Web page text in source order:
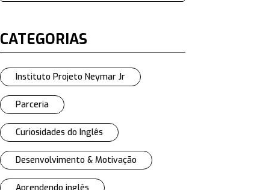
CATEGORIAS
Instituto Projeto Neymar Jr
Parceria
Curiosidades do Inglês
Desenvolvimento & Motivação